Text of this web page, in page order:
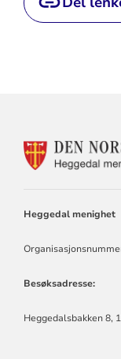
Heggedal menighet
Besøksadresse:
Heggedalsbakken 8,